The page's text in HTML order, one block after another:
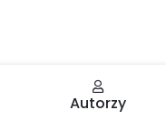
Autorzy